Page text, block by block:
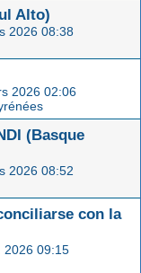
Alto)
2026 08:38
2026 02:06
(Basque
2026 08:52
con la
2026 09:15